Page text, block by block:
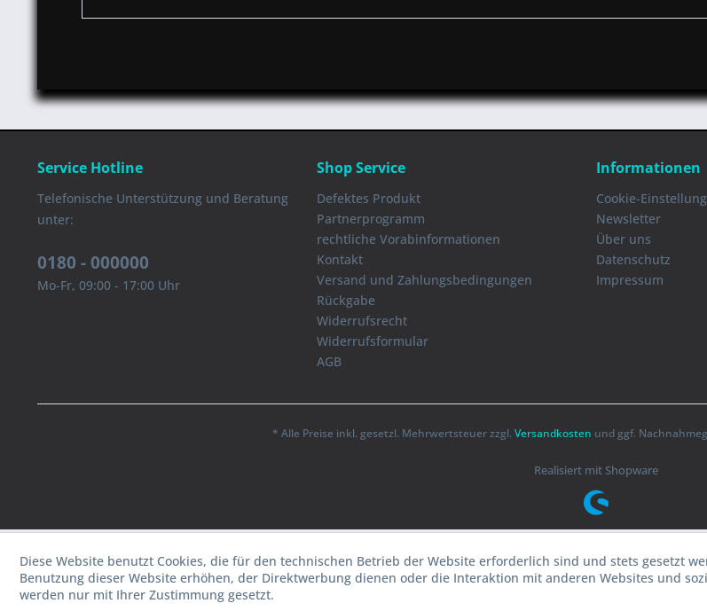
Service Hotline
Telefonische Unterstützung und Beratung
unter:
0180 - 000000
Mo-Fr, 09:00 - 17:00 Uhr
Shop Service
Defektes Produkt
Partnerprogramm
rechtliche Vorabinformationen
Kontakt
Versand und Zahlungsbedingungen
Rückgabe
Widerrufsrecht
Widerrufsformular
AGB
Informationen
Cookie-
Newsletter
Über uns
Datenschutz
Impressum
* Alle Preise inkl. gesetzl. Mehrwertsteuer zzgl. Versandkosten und ggf.
Realisiert mit Shopware
Diese Website benutzt Cookies, die für den technischen Betrieb der Website erforderlich sind und stets gesetzt
Benutzung dieser Website erhöhen, der Direktwerbung dienen oder die Interaktion mit anderen Websites und
werden nur mit Ihrer Zustimmung gesetzt.